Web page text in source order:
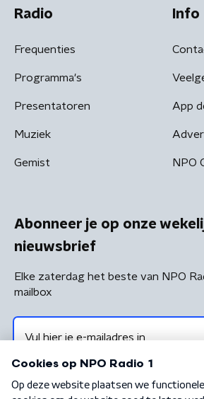
Radio
Frequenties
Programma's
Presentatoren
Muziek
Gemist
Info
App
NPO
Abonneer je op onze
nieuwsbrief
Elke zaterdag het beste van NPO
mailbox